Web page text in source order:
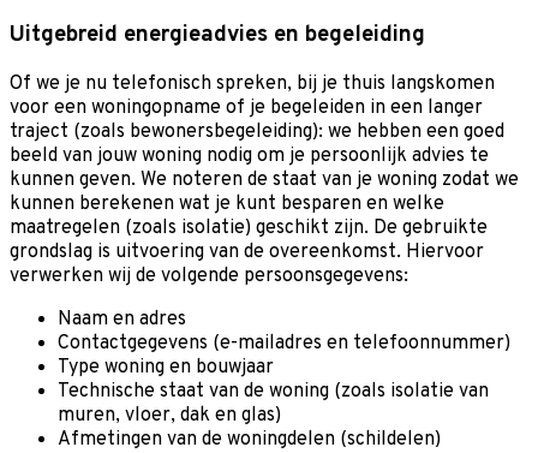
Uitgebreid energieadvies en begeleiding
Of we je nu telefonisch spreken, bij je thuis langskomen
voor een woningopname of je begeleiden in een langer
traject (zoals bewonersbegeleiding): we hebben een goed
beeld van jouw woning nodig om je persoonlijk advies te
kunnen geven. We noteren de staat van je woning zodat we
kunnen berekenen wat je kunt besparen en welke
maatregelen (zoals isolatie) geschikt zijn. De gebruikte
grondslag is uitvoering van de overeenkomst. Hiervoor
verwerken wij de volgende persoonsgegevens:
Naam en adres
Contactgegevens (e-mailadres en telefoonnummer)
Type woning en bouwjaar
Technische staat van de woning (zoals isolatie van
muren, vloer, dak en glas)
Afmetingen van de woningdelen (schildelen)